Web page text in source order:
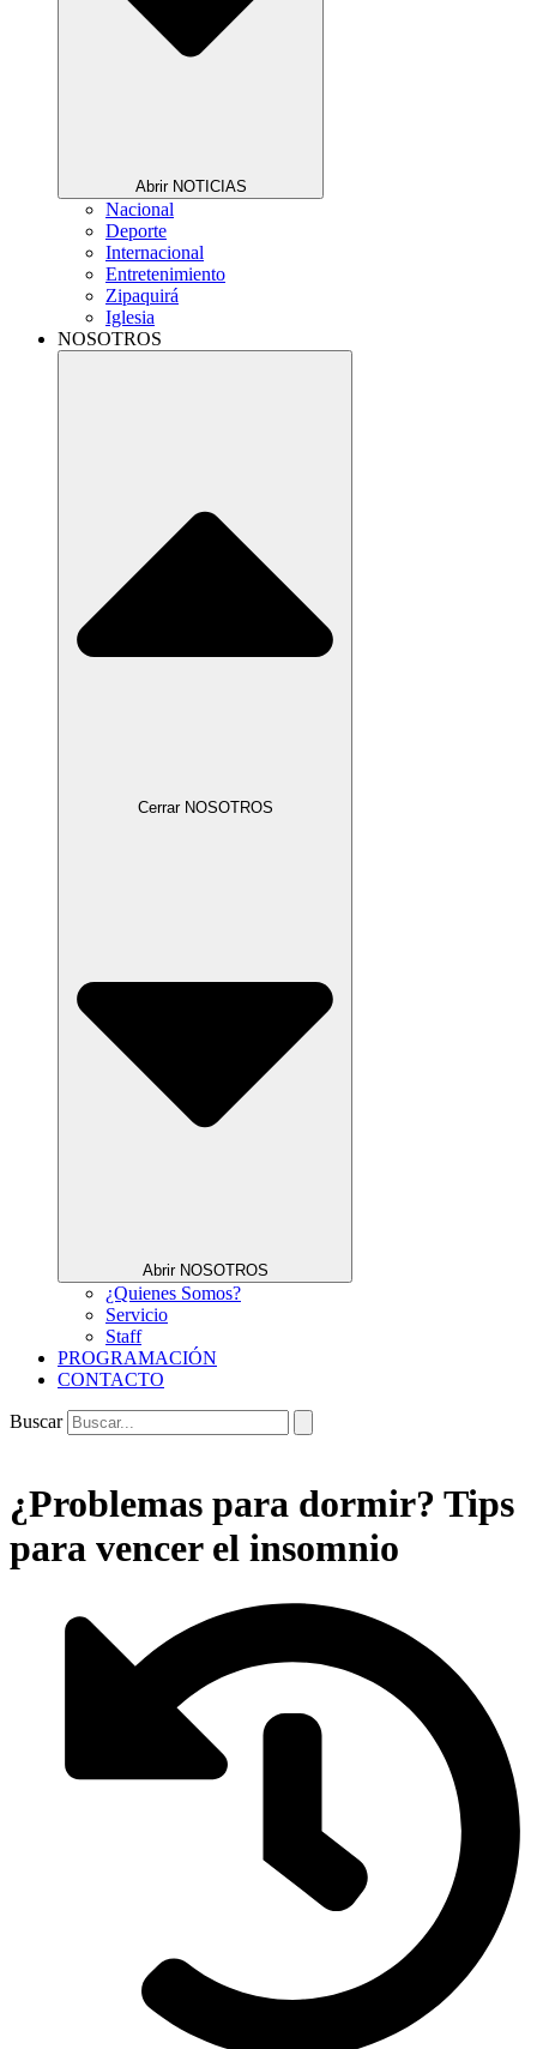
Abrir NOTICIAS
Nacional
Deporte
Internacional
Entretenimiento
Zipaquirá
Iglesia
NOSOTROS
Cerrar NOSOTROS
Abrir NOSOTROS
¿Quienes Somos?
Servicio
Staff
PROGRAMACIÓN
CONTACTO
Buscar
¿Problemas para dormir? Tips
para vencer el insomnio